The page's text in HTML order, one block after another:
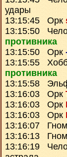
удары
13:15:45 Орк
13:15:50
противника
13:15:50 Орк
13:15:55
противника
13:15:58
13:16:03 Орк
13:16:03 Орк
13:16:03 Орк
13:16:07 Гном
13:16:13 Гном
13:16:19